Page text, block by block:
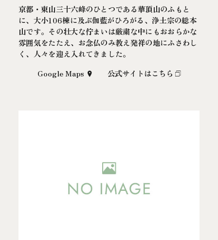
京都・東山三十六峰のひとつである華頂山のふもと
に、大小106棟に及ぶ伽藍がひろがる、浄土宗の総本
山です。その壮大な佇まいは厳粛な中にもおおらかな
雰囲気をたたえ、お念仏のみ教え発祥の地にふさわし
く、人々を迎え入れてきました。
Google Maps
公式サイトはこちら